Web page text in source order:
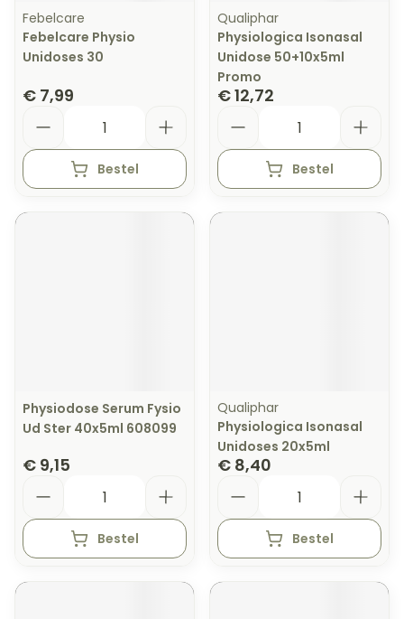
Febelcare
Febelcare Physio
Unidoses 30
€ 7,99
Bestel
Qualiphar
Physiologica Isonasal
Unidose 50+10x5ml
Promo
€ 12,72
Bestel
Physiodose Serum Fysio
Ud Ster 40x5ml 608099
€ 9,15
Bestel
Qualiphar
Physiologica Isonasal
Unidoses 20x5ml
€ 8,40
Bestel